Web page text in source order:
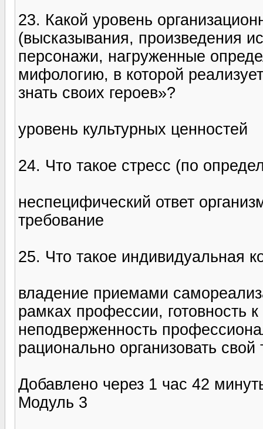
23. Какой уровень
(высказывания, произведения
персонажи, нагруженные
мифологию, в которой
знать своих героев»?
уровень культурных ценностей
24. Что такое стресс (по
неспецифический ответ
требование
25. Что такое индивидуальная
владение приемами
рамках профессии, готовность
неподверженность
рационально организовать свой
Добавлено через 1 час 42
Модуль 3